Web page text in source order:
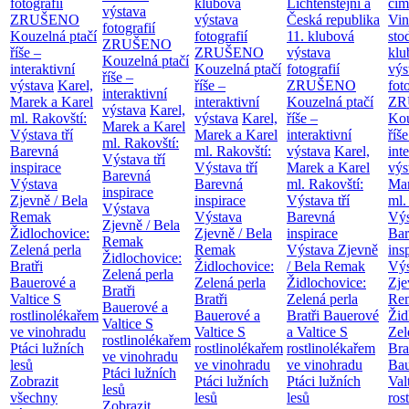
ZRUŠENO
Kouzelná ptačí
říše –
interaktivní
výstava Karel,
Marek a Karel
ml. Rakovští:
Výstava tří
Barevná
inspirace
Výstava
Zjevně / Bela
Remak
Židlochovice:
Zelená perla
Bratři
Bauerové a
Valtice S
rostlinolékařem
ve vinohradu
Ptáci lužních
lesů
Zobrazit
všechny
výstava
fotografií
ZRUŠENO
Kouzelná ptačí
říše –
interaktivní
výstava Karel,
Marek a Karel
ml. Rakovští:
Výstava tří
Barevná
inspirace
Výstava
Zjevně / Bela
Remak
Židlochovice:
Zelená perla
Bratři
Bauerové a
Valtice S
rostlinolékařem
ve vinohradu
Ptáci lužních
lesů
Zobrazit
výstava
fotografií
ZRUŠENO
Kouzelná ptačí
říše –
interaktivní
výstava Karel,
Marek a Karel
ml. Rakovští:
Výstava tří
Barevná
inspirace
Výstava
Zjevně / Bela
Remak
Židlochovice:
Zelená perla
Bratři
Bauerové a
Valtice S
rostlinolékařem
ve vinohradu
Ptáci lužních
lesů
Česká republika
11. klubová
výstava
fotografií
ZRUŠENO
Kouzelná ptačí
říše –
interaktivní
výstava Karel,
Marek a Karel
ml. Rakovští:
Výstava tří
Barevná
inspirace
Výstava Zjevně
/ Bela Remak
Židlochovice:
Zelená perla
Bratři Bauerové
a Valtice S
rostlinolékařem
ve vinohradu
Ptáci lužních
lesů
ml.